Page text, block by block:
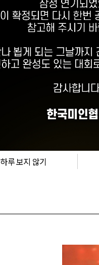
[MJ포
하루 보지 않기